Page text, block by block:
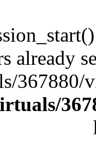
already